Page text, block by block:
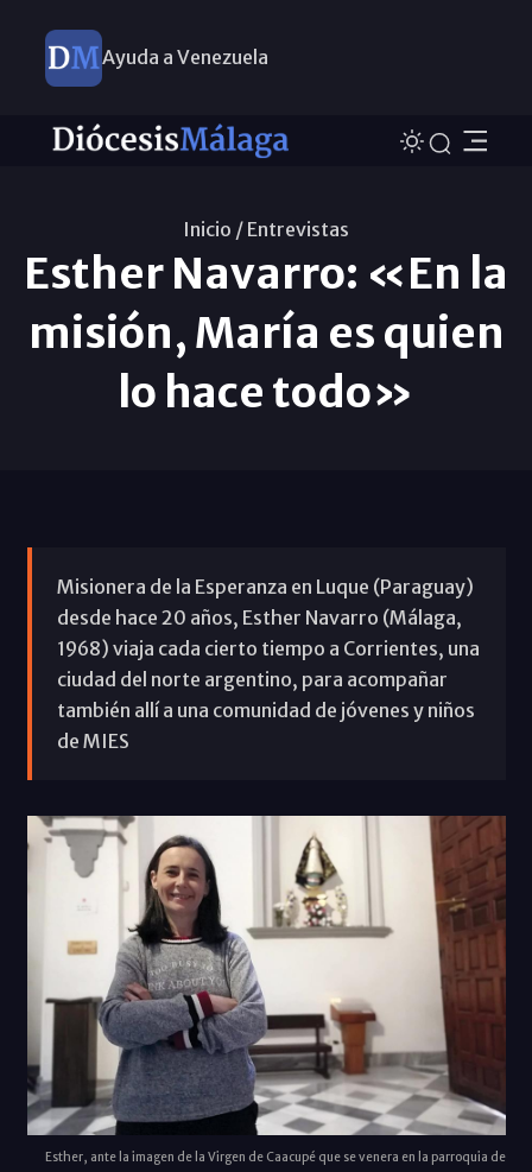
Ayuda a Venezuela
Inicio / Entrevistas
Esther Navarro: «En la
misión, María es quien
lo hace todo»
Misionera de la Esperanza en Luque (Paraguay)
desde hace 20 años, Esther Navarro (Málaga,
1968) viaja cada cierto tiempo a Corrientes, una
ciudad del norte argentino, para acompañar
también allí a una comunidad de jóvenes y niños
de MIES
Esther, ante la imagen de la Virgen de Caacupé que se venera en la parroquia de